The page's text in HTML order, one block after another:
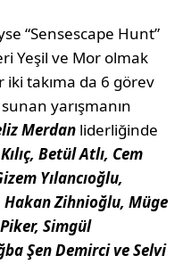
“Sensescape Hunt”
Yeşil ve Mor olmak
iki takıma da 6 görev
yarışmanın
Merdan liderliğinde
Betül Atlı, Cem
Yılancıoğlu,
Hakan Zihnioğlu, Müge
Simgül
Şen Demirci ve Selvi